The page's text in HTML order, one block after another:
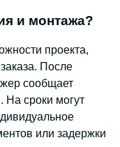
и монтажа?
проекта,
После
сообщает
На сроки могут
или задержки